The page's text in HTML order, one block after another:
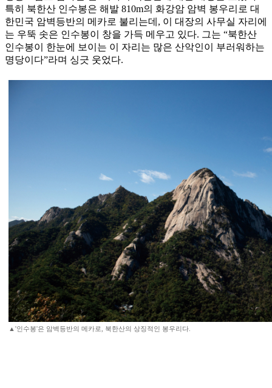
특히 북한산 인수봉은 해발 810m의 화강암 암벽 봉우리로 대
한민국 암벽등반의 메카로 불리는데, 이 대장의 사무실 자리에
는 우뚝 솟은 인수봉이 창을 가득 메우고 있다. 그는 “북한산
인수봉이 한눈에 보이는 이 자리는 많은 산악인이 부러워하는
명당이다”라며 싱긋 웃었다.
▲'인수봉'은 암벽등반의 메카로, 북한산의 상징적인 봉우리다.